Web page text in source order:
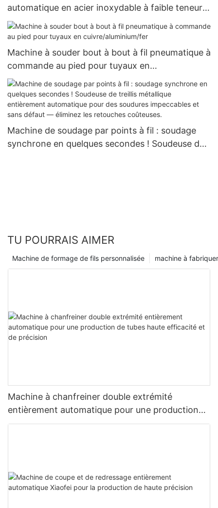
automatique en acier inoxydable à faible teneur
en carbone
Machine à souder bout à bout à fil pneumatique à
commande au pied pour tuyaux en
cuivre/aluminium/fer
Machine de soudage par points à fil : soudage
synchrone en quelques secondes ! Soudeuse de
TU POURRAIS AIMER
machine à
Machine de formage de fils personnalisée
Machine à chanfreiner double extrémité
entièrement automatique pour une production
de tubes haute efficacité et de précision